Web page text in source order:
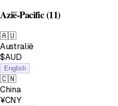
Azië-Pacific(11)
🇦🇺
Australië
$AUD
English
🇨🇳
China
¥CNY